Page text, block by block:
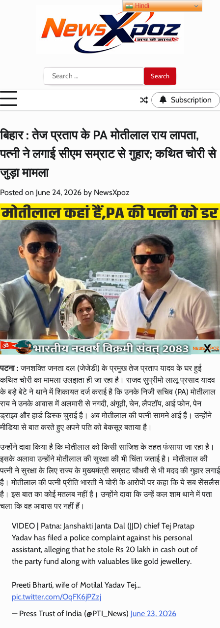
Search
for:
Subscription
बिहार : तेज प्रताप के PA मोतीलाल राय लापता,
पत्नी ने लगाई सीएम सम्राट से गुहार; कथित चोरी से
जुड़ा मामला
Posted on June 24, 2026 by NewsXpoz
पटना :जनशक्ति जनता दल (जेजेडी) के प्रमुख तेज प्रताप यादव के घर हुई
कथित चोरी का मामला उलझता ही जा रहा है। राजद सुप्रीमो लालू प्रसाद यादव
के बड़े बेटे ने थाने में शिकायत दर्ज कराई है कि उनके निजी सचिव (PA) मोतीलाल
राय ने उनके आवास में अलमारी से नगदी, अंगूठी, चेन, लैपटॉप, आई फोन, पेन
ड्राइव और हार्ड डिस्क चुराई है। अब मोतीलाल की पत्नी सामने आई हैं। उन्होंने
मीडिया से बात करते हुए अपने पति को बेकसूर बताया है।
उन्होंने दावा किया है कि मोतीलाल को किसी साजिश के तहत फंसाया जा रहा है।
इसके अलावा उन्होंने मोतीलाल की सुरक्षा की भी चिंता जताई है। मोतीलाल की
पत्नी ने सुरक्षा के लिए राज्य के मुख्यमंत्री सम्राट चौधरी से भी मदद की गुहार लगाई
है। मोतीलाल की पत्नी प्रीति भारती ने चोरी के आरोपों पर कहा कि ये सब सेंसलैस
है। इस बात का कोई मतलब नहीं है। उन्होंने दावा कि उन्हें कल शाम थाने में पता
चला कि वह आवास पर नहीं हैं।
VIDEO | Patna: Janshakti Janta Dal (JJD) chief Tej Pratap
Yadav has filed a police complaint against his personal
assistant, alleging that he stole Rs 20 lakh in cash out of
the party fund along with valuables like gold jewellery.
Preeti Bharti, wife of Motilal Yadav Tej…
pic.twitter.com/OqFK6jPZzj
— Press Trust of India (@PTI_News) June 23, 2026
Hindi